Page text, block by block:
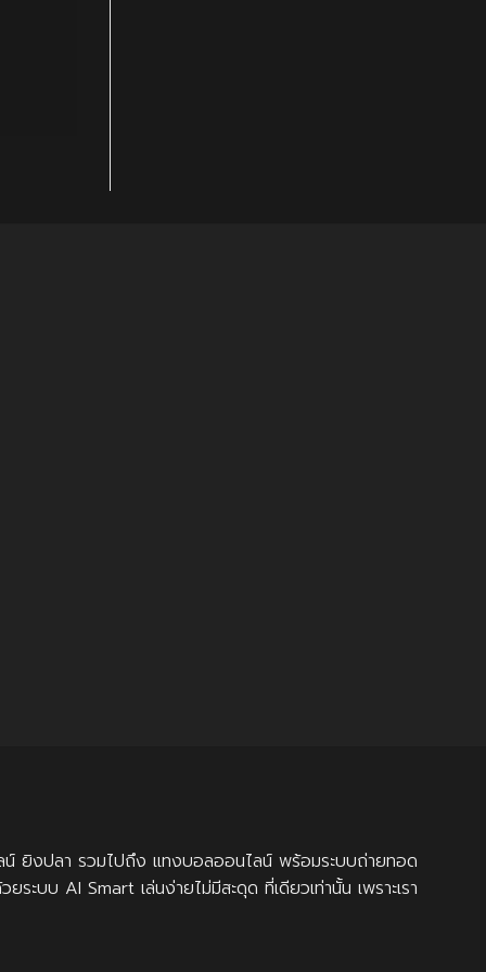
น์ ยิงปลา รวมไปถึง แทงบอลออนไลน์ พร้อมระบบถ่ายทอด
บ AI Smart เล่นง่ายไม่มีสะดุด ที่เดียวเท่านั้น เพราะเรา